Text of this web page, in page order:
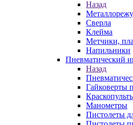
Назад
Сверла
Клейма
Метчики,
Напильники
Пневматический
Назад
Гайковерты
Манометры
Пистолеты